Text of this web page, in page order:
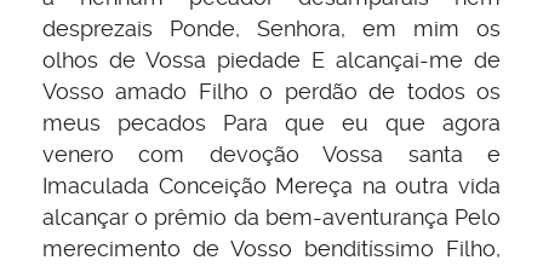
desprezais Ponde, Senhora, em mim os
olhos de Vossa piedade E alcançai-me de
Vosso amado Filho o perdão de todos os
meus pecados Para que eu que agora
venero com devoção Vossa santa e
Imaculada Conceição Mereça na outra vida
alcançar o prêmio da bem-aventurança Pelo
merecimento de Vosso benditíssimo Filho,